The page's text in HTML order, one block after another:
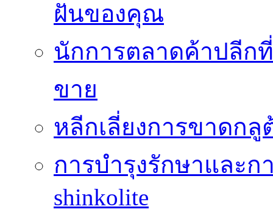
ฝันของคุณ
นักการตลาดค้าปลีก
ขาย
หลีกเลี่ยงการขาดก
การบำรุงรักษาและ
shinkolite